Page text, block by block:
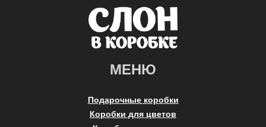
МЕНЮ
Подарочные коробки
Коробки для цветов